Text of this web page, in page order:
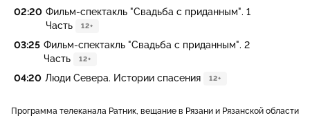
02:20 Фильм-спектакль "Свадьба с приданным". 1
Часть
12+
03:25 Фильм-спектакль "Свадьба с приданным". 2
Часть
12+
04:20 Люди Севера. Истории спасения 12+
Программа телеканала Ратник, вещание в Рязани и Рязанской области